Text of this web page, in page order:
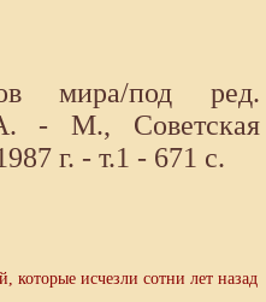
мира/под ред.
- М., Советская
г. - т.1 - 671 с.
которые исчезли сотни лет назад